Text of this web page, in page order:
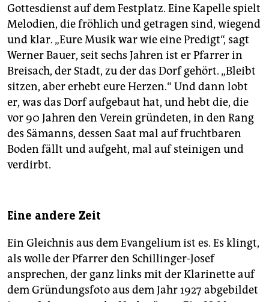
Gottesdienst auf dem Festplatz. Eine Kapelle spielt
Melodien, die fröhlich und getragen sind, wiegend
und klar. „Eure Musik war wie eine Predigt“, sagt
Werner Bauer, seit sechs Jahren ist er Pfarrer in
Breisach, der Stadt, zu der das Dorf gehört. „Bleibt
sitzen, aber erhebt eure Herzen.“ Und dann lobt
er, was das Dorf aufgebaut hat, und hebt die, die
vor 90 Jahren den Verein gründeten, in den Rang
des Sämanns, dessen Saat mal auf fruchtbaren
Boden fällt und aufgeht, mal auf steinigen und
verdirbt.
Eine andere Zeit
Ein Gleichnis aus dem Evangelium ist es. Es klingt,
als wolle der Pfarrer den Schillinger-Josef
ansprechen, der ganz links mit der Klarinette auf
dem Gründungsfoto aus dem Jahr 1927 abgebildet